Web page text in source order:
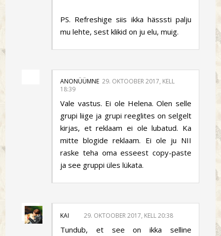
PS. Refreshige siis ikka hässsti palju
mu lehte, sest klikid on ju elu, muig.
ANONÜÜMNE 29. OKTOOBER 2017, KELL
18:39
Vale vastus. Ei ole Helena. Olen selle
grupi liige ja grupi reeglites on selgelt
kirjas, et reklaam ei ole lubatud. Ka
mitte blogide reklaam. Ei ole ju NII
raske teha oma esseest copy-paste
ja see gruppi üles lükata.
KAI 29. OKTOOBER 2017, KELL 20:38
Tundub, et see on ikka selline